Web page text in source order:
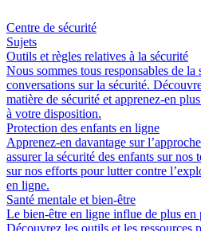
Centre de sécurité
Sujets
Outils et règles relatives à la sécurité
Nous sommes tous responsables de la
conversations sur la sécurité.
matière de sécurité et apprenez-en
à votre disposition.
Protection des enfants en ligne
Apprenez-en davantage sur
assurer la sécurité des enfants sur nos
sur nos efforts pour lutter contre
en ligne.
Santé mentale et bien-être
Le bien-être en ligne influe de plus en
Découvrez les outils et les ressources